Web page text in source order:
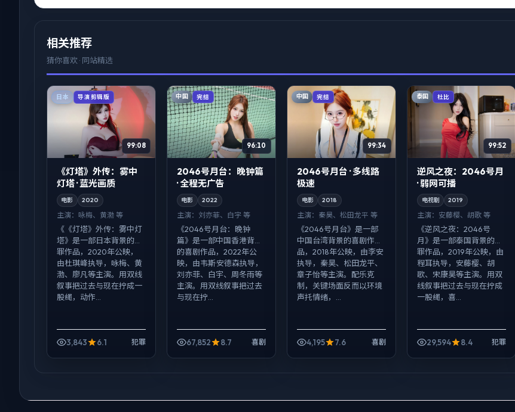
相关推荐
猜你喜欢 · 同站精选
日本 导演剪辑版
99:08
《灯塔》外传：雾中
灯塔 · 蓝光画质
电影 2020
主演： 咏梅、黄渤 等
《《灯塔》外传：雾中灯
塔》是一部日本背景的犯
罪作品，2020年公映，
由杜琪峰执导，咏梅、黄
渤、廖凡等主演。用双线
叙事把过去与现在拧成一
股绳，动作...
3,843 6.1 犯罪
中国 完结
96:10
2046号月台：晚钟篇
· 全程无广告
电影 2022
主演： 刘亦菲、白宇 等
《2046号月台：晚钟
篇》是一部中国香港背景
的喜剧作品，2022年公
映，由韦斯·安德森执导，
刘亦菲、白宇、周冬雨等
主演。用双线叙事把过去
与现在拧...
67,852 8.7 喜剧
中国 完结
99:34
2046号月台 · 多线路
极速
电影 2018
主演： 秦昊、松田龙平 等
《2046号月台》是一部
中国台湾背景的喜剧作
品，2018年公映，由李安
执导，秦昊、松田龙平、
章子怡等主演。配乐克
制，关键场面反而以环境
声托情绪，...
4,195 7.6 喜剧
泰国 杜比
99:52
逆风之夜：2046号月
· 弱网可播
电视剧 2019
主演： 安藤樱、胡歌 等
《逆风之夜：2046号
月》是一部泰国背景的犯
罪作品，2019年公映，由
程耳执导，安藤樱、胡
歌、宋康昊等主演。用双
线叙事把过去与现在拧成
一股绳，喜...
29,594 8.4 犯罪